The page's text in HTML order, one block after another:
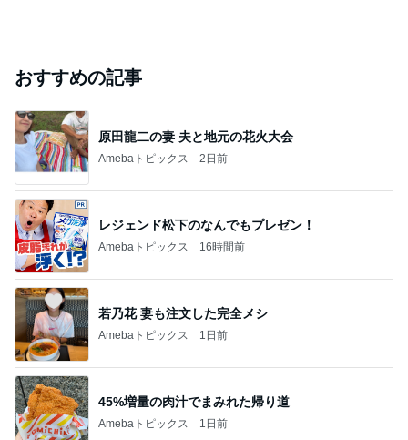
おすすめの記事
原田龍二の妻 夫と地元の花火大会
Amebaトピックス 2日前
レジェンド松下のなんでもプレゼン！
Amebaトピックス 16時間前
若乃花 妻も注文した完全メシ
Amebaトピックス 1日前
45%増量の肉汁でまみれた帰り道
Amebaトピックス 1日前